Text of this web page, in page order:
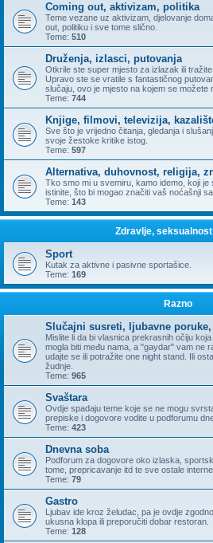
Coming out, aktivizam, politika
Teme vezane uz aktivizam, djelovanje
out, politiku i sve tome slično.
Teme: 510
Druženja, izlasci, putovanja
Otkrile ste super mjesto za izlazak ili
Upravo ste se vratile s fantastičnog
slučaju, ovo je mjesto na kojem se možete
Teme: 744
Knjige, filmovi, televizija,
Sve što je vrijedno čitanja, gledanja i
svoje žestoke kritike istog.
Teme: 597
Alternativa, duhovnost, religija,
Tko smo mi u svemiru, kamo idemo, koji
istinite, što bi mogao značiti vaš noćašnji
Teme: 143
Zdravlje,
Sport
Kutak za aktivne i pasivne sportašice.
Teme: 169
Razno
Slučajni susreti, ljubavne
Mislite li da bi vlasnica prekrasnih očiju
mogla biti među nama, a "gaydar" vam ne
udajte se ili potražite one night stand. Ili
žudnje.
Teme: 965
Svaštara
Ovdje spadaju teme koje se ne mogu
prepiske i dogovore vodite u podforumu
Teme: 423
Dnevna soba
Podforum za dogovore oko izlaska,
tome, prepricavanje itd te sve ostale
Teme: 79
Gastro
Ljubav ide kroz želudac, pa je ovdje
ukusna klopa ili preporučiti dobar restoran.
Teme: 128